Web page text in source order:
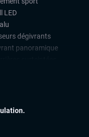
LED
dégivrants
panoramique